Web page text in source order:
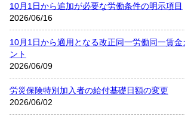
10月1日から追加が必要な労働条件の明示項目
2026/06/16
10月1日から適用となる改正同一労働同一賃
ント
2026/06/09
労災保険特別加入者の給付基礎日額の変更
2026/06/02